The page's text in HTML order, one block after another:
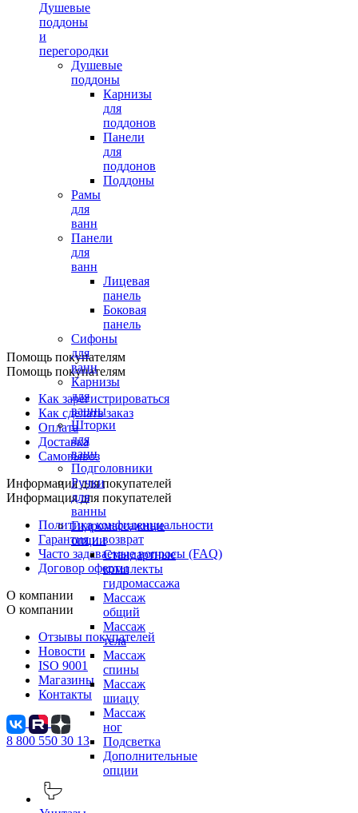
Душевые
поддоны
и
перегородки
Душевые
поддоны
Карнизы
для
поддонов
Панели
для
поддонов
Поддоны
Рамы
для
ванн
Панели
для
ванн
Лицевая
панель
Боковая
панель
Сифоны
для
ванн
Карнизы
для
ванны
Шторки
для
ванн
Подголовники
Ручки
для
ванны
Гидромассажные
опции
Стандартные
комплекты
гидромассажа
Массаж
общий
Массаж
тела
Массаж
спины
Массаж
шиацу
Массаж
ног
Подсветка
Дополнительные
опции
Помощь покупателям
Помощь покупателям
Как зарегистрироваться
Как сделать заказ
Оплата
Доставка
Самовывоз
Информация для покупателей
Информация для покупателей
Политика конфиденциальности
Гарантия и возврат
Часто задаваемые вопросы (FAQ)
Договор оферты
О компании
О компании
Отзывы покупателей
Новости
ISO 9001
Магазины
Контакты
8 800 550 30 13